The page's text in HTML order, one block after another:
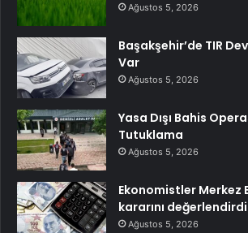
Ağustos 5, 2026
Başakşehir’de TIR
Var
Ağustos 5, 2026
Yasa Dışı Bahis
Tutuklama
Ağustos 5, 2026
Ekonomistler Merkez
kararını değerlendirdi
Ağustos 5, 2026